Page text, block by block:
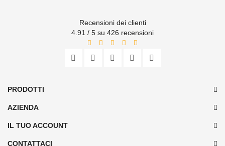
Recensioni dei clienti
4.91 / 5 su 426 recensioni
PRODOTTI
AZIENDA
IL TUO ACCOUNT
CONTATTACI